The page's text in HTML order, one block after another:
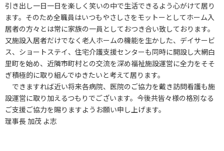
引き出し一日一日を楽しく笑いの中で生活できるよう心がけて居り
ます。そのため全職員はいつもやさしさをモットーとしてホーム入
居者の方々とは常に家族の一員としておつき合い致しております。
又施設入居者だけでなく老人ホームの機能を生かした、デイサービ
ス、ショートステイ、住宅介護支援センターも同時に開設し大網白
里町を始め、近隣市町村との交流を深め福祉施設運営に全力をそそ
ぎ積極的に取り組んでゆきたいと考えて居ります。
できますれば近い将来各病院、医院のご協力を戴き訪問看護も施
設運営に取り加えるつもりでございます。今後共皆々様の格別なる
ご支援ご協力を賜りますようお願い申し上げます。
理事長 加茂 よ志